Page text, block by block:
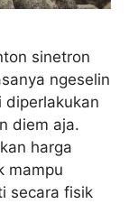
sinetron
ngeselin
diperlakukan
diem aja.
harga
mampu
secara fisik